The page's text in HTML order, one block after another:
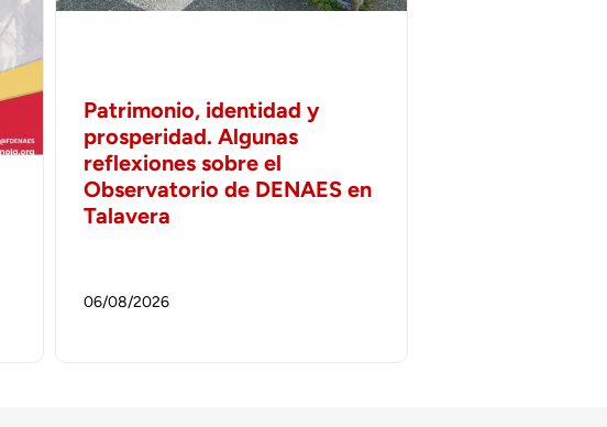
Patrimonio, identidad y
prosperidad. Algunas
reflexiones sobre el
Observatorio de DENAES en
Talavera
06/08/2026